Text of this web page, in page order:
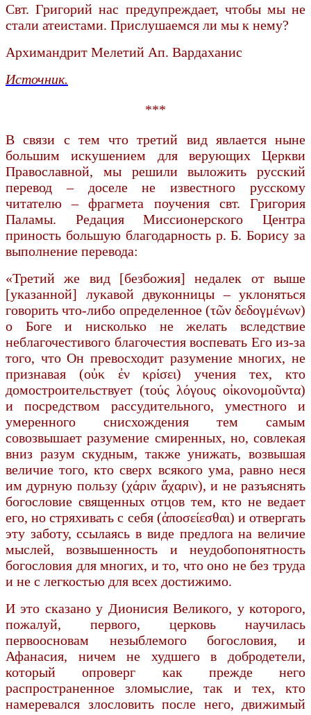
Свт. Григорий нас предупреждает, чтобы мы не
стали атеистами. Прислушаемся ли мы к нему?
Архимандрит Мелетий Ап. Вардаханис
Источник.
***
В связи с тем что третий вид явлается ныне
большим искушением для верующих Церкви
Православной, мы решили выложить русский
перевод – доселе не известного русскому
читателю – фрагмета поучения свт. Григория
Паламы. Редация Миссионерского Центра
приность большую благодарность р. Б. Борису за
выполнение перевода:
«Третий же вид [безбожия] недалек от выше
[указанной] лукавой двуконницы – уклоняться
говорить что-либо определенное (τῶν δεδογμένων)
о Боге и нисколько не желать вследствие
неблагочестивого благочестия воспевать Его из-за
того, что Он превосходит разумение многих, не
признавая (οὐκ ἐν κρίσει) учения тех, кто
домостроительствует (τούς λόγους οἰκονομοῦντα)
и посредством рассудительного, уместного и
умеренного снисхождения тем самым
совозвышает разумение смиренных, но, совлекая
вниз разум скудным, также унижать, возвышая
величие того, кто сверх всякого ума, равно неся
им дурную пользу (χάριν ἄχαριν), и не разъяснять
богословие священных отцов тем, кто не ведает
его, но стряхивать с себя (ἀποσείεσθαι) и отвергать
эту заботу, ссылаясь в виде предлога на величие
мыслей, возвышенность и неудобопонятность
богословия для многих, и то, что оно не без труда
и не с легкостью для всех достижимо.
И это сказано у Дионисия Великого, у которого,
пожалуй, первого, церковь научилась
первоосновам незыблемого богословия, и
Афанасия, ничем не худшего в добродетели,
который опроверг как прежде него
распространенное зломыслие, так и тех, кто
намеревался злословить после него, движимый